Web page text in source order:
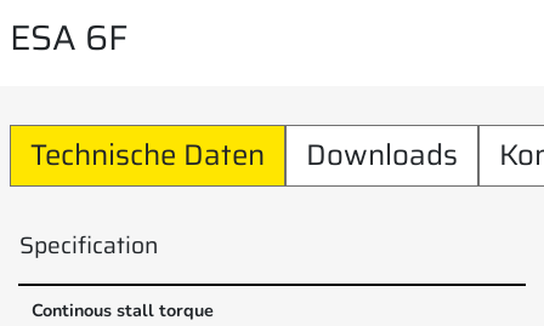
ESA 6F
Technische Daten Downloads
Specification
Continous stall torque